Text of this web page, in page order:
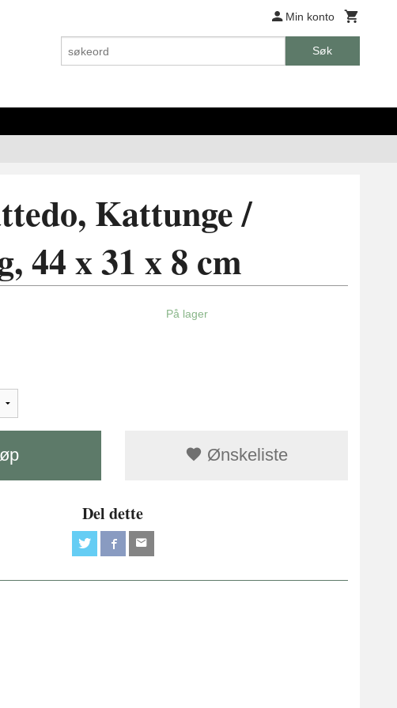
Min konto
Søk
Kattunge /
44 x 31 x 8 cm
På lager
Ønskeliste
Del dette